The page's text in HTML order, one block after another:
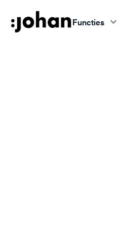
Functies keyboard_arrow_down